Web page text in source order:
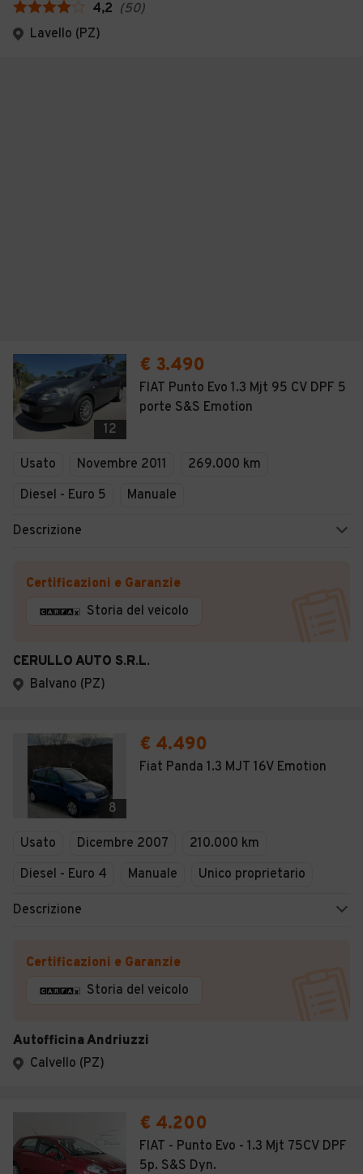
4,2 (50)
Lavello (PZ)
12
€ 3.490
FIAT Punto Evo 1.3 Mjt 95 CV DPF 5
porte S&S Emotion
Usato Novembre 2011
269.000 km
Diesel - Euro 5
Manuale
Descrizione
Certificazioni e Garanzie
Storia del veicolo
CERULLO AUTO S.R.L.
Balvano (PZ)
8
€ 4.490
Fiat Panda 1.3 MJT 16V Emotion
Usato Dicembre 2007
210.000 km
Diesel - Euro 4
Manuale Unico proprietario
Descrizione
Certificazioni e Garanzie
Storia del veicolo
Autofficina Andriuzzi
Calvello (PZ)
€ 4.200
FIAT - Punto Evo - 1.3 Mjt 75CV DPF
5p. S&S Dyn.